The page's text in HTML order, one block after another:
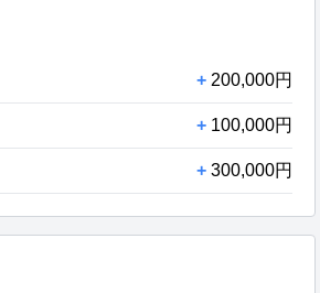
+ 200,000円
+ 100,000円
+ 300,000円